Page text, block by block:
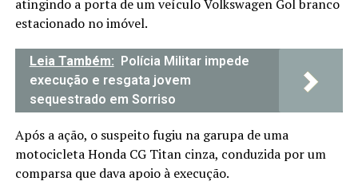
atingindo a porta de um veículo Volkswagen Gol branco
estacionado no imóvel.
Leia Também: Polícia Militar impede
execução e resgata jovem
sequestrado em Sorriso
Após a ação, o suspeito fugiu na garupa de uma
motocicleta Honda CG Titan cinza, conduzida por um
comparsa que dava apoio à execução.